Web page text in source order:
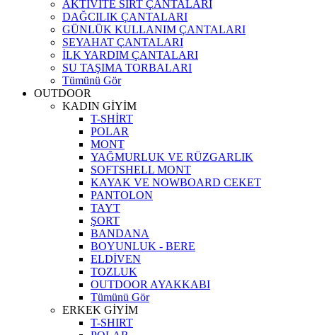
AKTİVİTE SIRT ÇANTALARI
DAĞCILIK ÇANTALARI
GÜNLÜK KULLANIM ÇANTALARI
SEYAHAT ÇANTALARI
İLK YARDIM ÇANTALARI
SU TAŞIMA TORBALARI
Tümünü Gör
OUTDOOR
KADIN GİYİM
T-SHİRT
POLAR
MONT
YAĞMURLUK VE RÜZGARLIK
SOFTSHELL MONT
KAYAK VE NOWBOARD CEKET
PANTOLON
TAYT
ŞORT
BANDANA
BOYUNLUK - BERE
ELDİVEN
TOZLUK
OUTDOOR AYAKKABI
Tümünü Gör
ERKEK GİYİM
T-SHIRT